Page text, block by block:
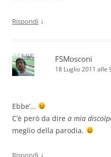
Rispondi ↓
FSMosconi
18 Luglio 2011 alle
Ebbe’…
C’è però da dire a mia
meglio della parodia.
Rispondi ↓